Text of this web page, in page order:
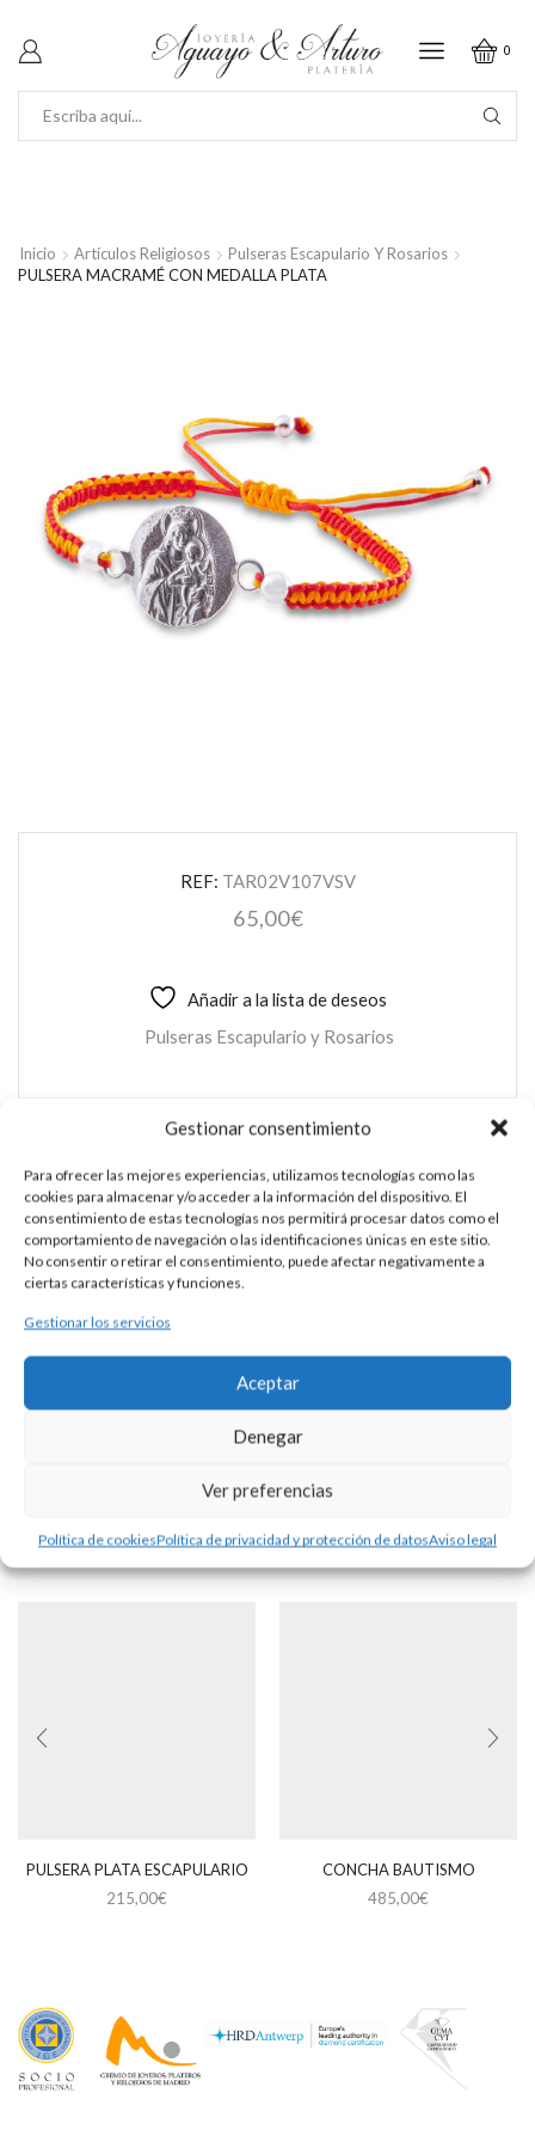
Gestionar consentimiento
Para ofrecer las mejores experiencias, utilizamos tecnologías como las
cookies para almacenar y/o acceder a la información del dispositivo. El
consentimiento de estas tecnologías nos permitirá procesar datos como el
comportamiento de navegación o las identificaciones únicas en este sitio.
No consentir o retirar el consentimiento, puede afectar negativamente a
ciertas características y funciones.
Gestionar los servicios
Aceptar
Denegar
Ver preferencias
Política de cookiesPolítica de privacidad y protección de datosAviso legal
0
Inicio Artículos Religiosos
Pulseras Escapulario Y Rosarios
PULSERA MACRAMÉ CON MEDALLA PLATA
REF: TAR02V107VSV
65,00€
Añadir a la lista de deseos
Pulseras Escapulario y Rosarios
PULSERA MACRAMÉ CON MEDALLA
PLATA
DESCRIPCIÓN
medalla escapulario central. Escapulario de 18-19 mm de
diámetro.
Productos Relacionados
PULSERA PLATA ESCAPULARIO
215,00€
CONCHA BAUTISMO
485,00€